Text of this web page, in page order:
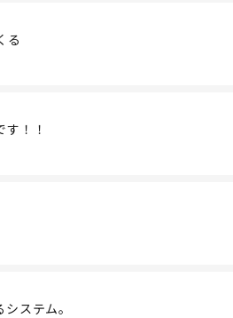
る
！！
ステム。